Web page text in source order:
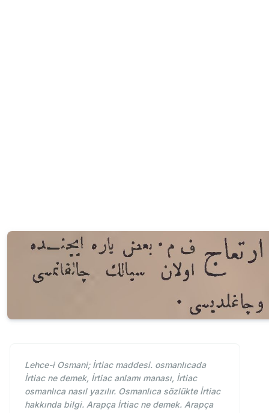
Lehce-i Osmani; İrtiac maddesi. osmanlıcada
İrtiac ne demek, İrtiac anlamı manası, İrtiac
osmanlıca nasıl yazılır. Osmanlıca sözlükte İrtiac
hakkında bilgi. Arapça İrtiac ne demek. Arapça